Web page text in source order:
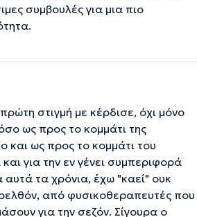
συμβουλές για μια πιο
στιγμή με κέρδισε, όχι μόνο
ως προς το κομμάτι της
και ως προς το κομμάτι του
για την εν γένει συμπεριφορά
τα χρόνια, έχω "καεί" ουκ
από φυσικοθεραπευτές που
για την σεζόν. Σίγουρα ο